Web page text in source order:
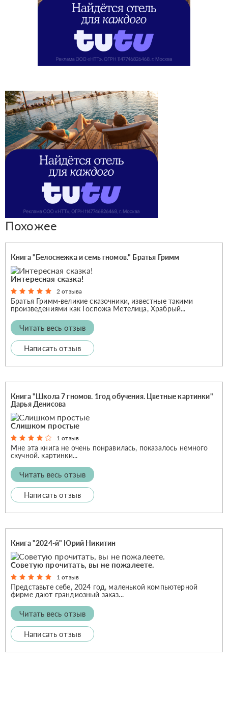
Похожее
Книга "Белоснежка и семь гномов." Братья Гримм
Интересная сказка!
2 отзыва
Братья Гримм-великие сказочники, известные такими
произведениями как Госпожа Метелица, Храбрый...
Читать весь отзыв
Написать отзыв
Книга "Школа 7 гномов. 1год обучения. Цветные картинки"
Дарья Денисова
Слишком простые
1 отзыв
Мне эта книга не очень понравилась, показалось немного
скучной. картинки...
Читать весь отзыв
Написать отзыв
Книга "2024-й" Юрий Никитин
Советую прочитать, вы не пожалеете.
1 отзыв
Представьте себе, 2024 год, маленькой компьютерной
фирме дают грандиозный заказ...
Читать весь отзыв
Написать отзыв